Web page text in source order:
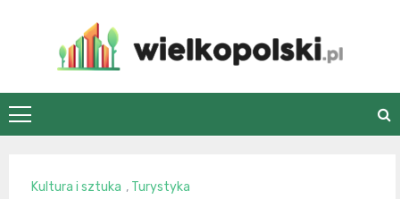
wielkopolski.pl
Kultura i sztuka , Turystyka